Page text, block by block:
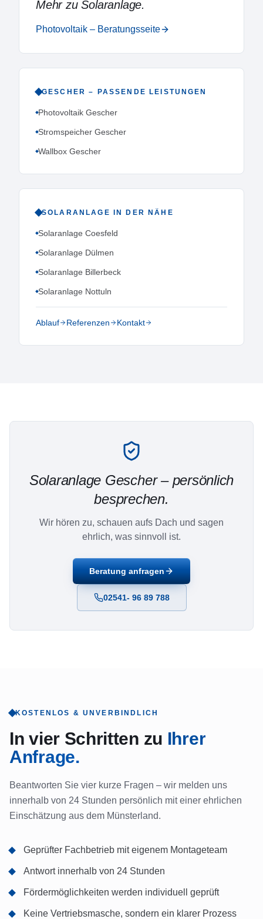
Mehr zuSolaranlage.
Photovoltaik – Beratungsseite
GESCHER – PASSENDE LEISTUNGEN
Photovoltaik Gescher
Stromspeicher Gescher
Wallbox Gescher
SOLARANLAGE IN DER NÄHE
Solaranlage Coesfeld
Solaranlage Dülmen
Solaranlage Billerbeck
Solaranlage Nottuln
Ablauf Referenzen Kontakt
Solaranlage Gescher– persönlich
besprechen.
Wir hören zu, schauen aufs Dach und sagen
ehrlich, was sinnvoll ist.
Beratung anfragen
02541- 96 89 788
KOSTENLOS & UNVERBINDLICH
In vier Schritten zu Ihrer
Anfrage.
Beantworten Sie vier kurze Fragen – wir melden uns
innerhalb von 24 Stunden persönlich mit einer ehrlichen
Einschätzung aus dem Münsterland.
Geprüfter Fachbetrieb mit eigenem Montageteam
Antwort innerhalb von 24 Stunden
Fördermöglichkeiten werden individuell geprüft
Keine Vertriebsmasche, sondern ein klarer Prozess